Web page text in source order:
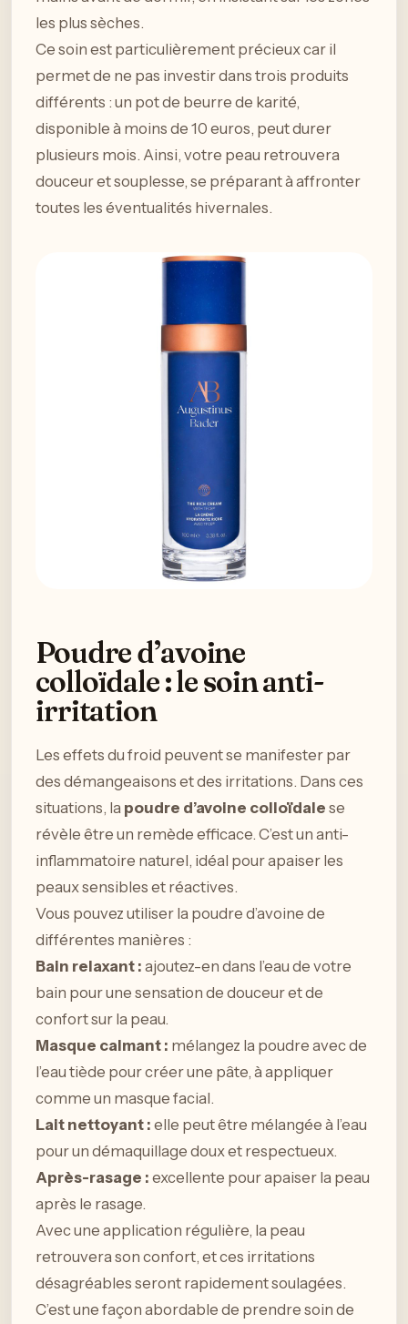
les plus sèches.
Ce soin est particulièrement précieux car il
permet de ne pas investir dans trois produits
différents : un pot de beurre de karité,
disponible à moins de 10 euros, peut durer
plusieurs mois. Ainsi, votre peau retrouvera
douceur et souplesse, se préparant à affronter
toutes les éventualités hivernales.
Poudre d’avoine
colloïdale : le soin anti-
irritation
Les effets du froid peuvent se manifester par
des démangeaisons et des irritations. Dans ces
situations, la poudre d’avoine colloïdale se
révèle être un remède efficace. C’est un anti-
inflammatoire naturel, idéal pour apaiser les
peaux sensibles et réactives.
Vous pouvez utiliser la poudre d’avoine de
différentes manières :
Bain relaxant : ajoutez-en dans l’eau de votre
bain pour une sensation de douceur et de
confort sur la peau.
Masque calmant : mélangez la poudre avec de
l’eau tiède pour créer une pâte, à appliquer
comme un masque facial.
Lait nettoyant : elle peut être mélangée à l’eau
pour un démaquillage doux et respectueux.
Après-rasage : excellente pour apaiser la peau
après le rasage.
Avec une application régulière, la peau
retrouvera son confort, et ces irritations
désagréables seront rapidement soulagées.
C’est une façon abordable de prendre soin de